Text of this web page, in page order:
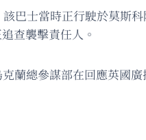
巴士當時正行駛於莫斯
查襲擊責任人。
蘭總參謀部在回應英國